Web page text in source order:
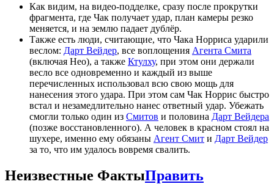
Как видим, на видео-подделке, сразу после прокрутки
фрагмента, где Чак получает удар, план камеры резко
меняется, и на землю падает дублёр.
Также есть люди, считающие, что Чака Норриса ударили
веслом: Дарт Вейдер, все воплощения Агента Смита
(включая Нео), а также Ктулху, при этом они держали
весло все одновременно и каждый из выше
перечисленных использовал всю свою мощь для
нанесения этого удара. При этом сам Чак Норрис быстро
встал и незамедлительно нанес ответный удар. Убежать
смогли только один из Смитов и половина Дарт Вейдера
(позже восстановленного). А человек в красном стоял на
шухере, именно ему обязаны Агент Смит и Дарт Вейдер
за то, что им удалось вовремя свалить.
Неизвестные ФактыПравить